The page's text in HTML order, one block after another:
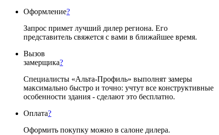
Оформление?
Запрос примет лучший дилер региона. Его
представитель свяжется с вами в ближайшее время.
Вызов
замерщика?
Специалисты «Альта-Профиль» выполнят замеры
максимально быстро и точно: учтут все конструктивные
особенности здания - сделают это бесплатно.
Оплата?
Оформить покупку можно в салоне дилера.